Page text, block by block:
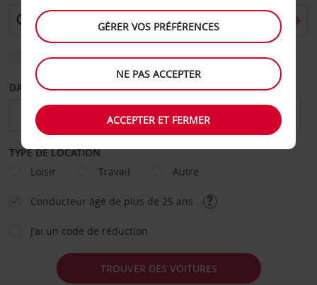
Sélectionnez une autre agence de retour
DATE DE DÉPART DATE DE RETOUR
TYPE DE LOCATION
Loisir
Travail Autre
Conducteur âgé de plus de 25 ans
J’ai un code de réduction
TROUVER DES VOITURES
GÉRER VOS PRÉFÉRENCES
NE PAS ACCEPTER
ACCEPTER ET FERMER